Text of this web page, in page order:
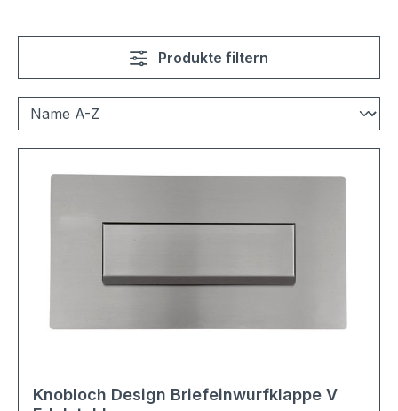
Produkte filtern
Knobloch Design Briefeinwurfklappe V